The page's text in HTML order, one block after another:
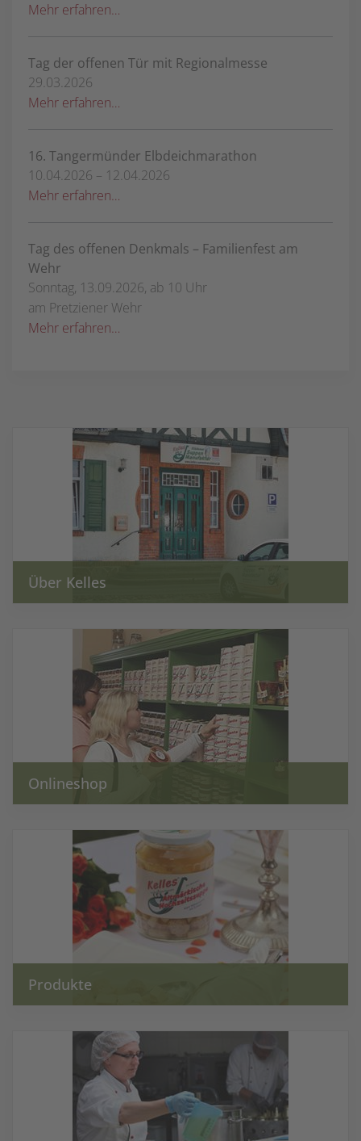
Mehr erfahren…
Tag der offenen Tür mit Regionalmesse
29.03.2026
Mehr erfahren…
16. Tangermünder Elbdeichmarathon
10.04.2026 – 12.04.2026
Mehr erfahren…
Tag des offenen Denkmals – Familienfest am
Wehr
Sonntag, 13.09.2026, ab 10 Uhr
am Pretziener Wehr
Mehr erfahren…
Über Kelles
Onlineshop
Produkte